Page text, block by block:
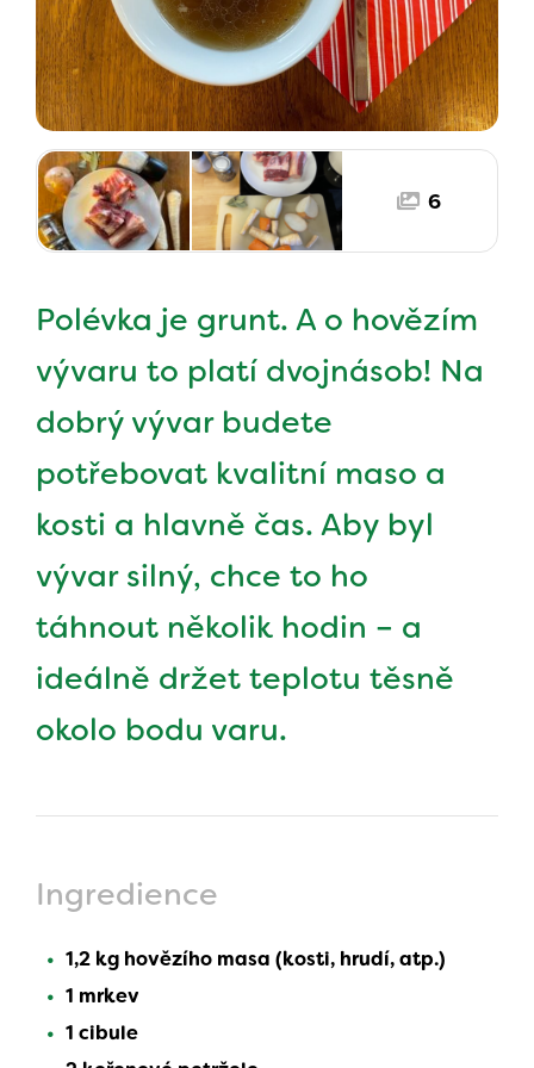
6
Polévka je grunt. A o hovězím
vývaru to platí dvojnásob! Na
dobrý vývar budete
potřebovat kvalitní maso a
kosti a hlavně čas. Aby byl
vývar silný, chce to ho
táhnout několik hodin – a
ideálně držet teplotu těsně
okolo bodu varu.
Ingredience
1,2 kg hovězího masa (kosti, hrudí, atp.)
1 mrkev
1 cibule